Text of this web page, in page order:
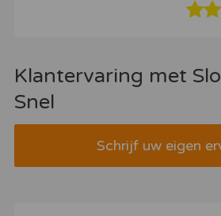
Klantervaring met
Snel
Schrijf uw eigen